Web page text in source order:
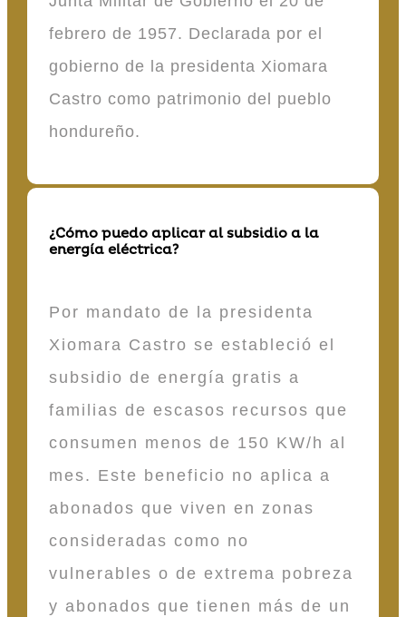
febrero de 1957. Declarada por el
gobierno de la presidenta Xiomara
Castro como patrimonio del pueblo
hondureño.
¿Cómo puedo aplicar al subsidio a la
energía eléctrica?
Por mandato de la presidenta
Xiomara Castro se estableció el
subsidio de energía gratis a
familias de escasos recursos que
consumen menos de 150 KW/h al
mes. Este beneficio no aplica a
abonados que viven en zonas
consideradas como no
vulnerables o de extrema pobreza
y abonados que tienen más de un